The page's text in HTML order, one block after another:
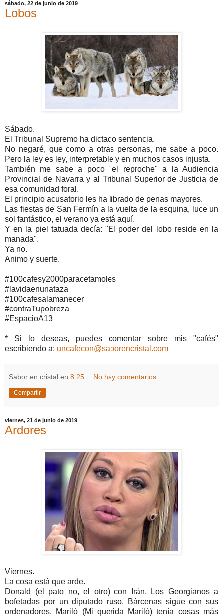
sábado, 22 de junio de 2019
Lobos
Sábado.
El Tribunal Supremo ha dictado sentencia.
No negaré, que como a otras personas, me sabe a poco.
Pero la ley es ley, interpretable y en muchos casos injusta.
También me sabe a poco "el reproche" a la Audiencia
Provincial de Navarra y al Tribunal Superior de Justicia de
esa comunidad foral.
El principio acusatorio les ha librado de penas mayores.
Las fiestas de San Fermín a la vuelta de la esquina, luce un
sol fantástico, el verano ya está aquí.
Y en la piel tatuada decía: "El poder del lobo reside en la
manada".
Ya no.
Animo y suerte.
#100cafesy2000paracetamoles
#lavidaenunataza
#100cafesalamanecer
#contraTupobreza
#EspacioA13
* Si lo deseas, puedes comentar sobre mis "cafés"
escribiendo a: uncafecon@saborencristal.com
Sabor en cristal en 8:25 No hay comentarios:
Compartir
viernes, 21 de junio de 2019
Ardores
Viernes.
La cosa está que arde.
Donald (el pato no, el otro) con Irán. Los Georgianos a
bofetadas por un diputado ruso. Bárcenas sigue con sus
ordenadores. Mariló (Mi querida Mariló) tenía cosas más